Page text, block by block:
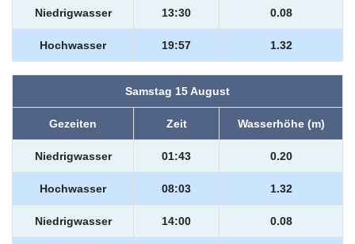
Niedrigwasser 13:30 0.08
Hochwasser 19:57 1.32
Samstag 15 August
Gezeiten Zeit Wasserhöhe (m)
Niedrigwasser 01:43 0.20
Hochwasser 08:03 1.32
Niedrigwasser 14:00 0.08